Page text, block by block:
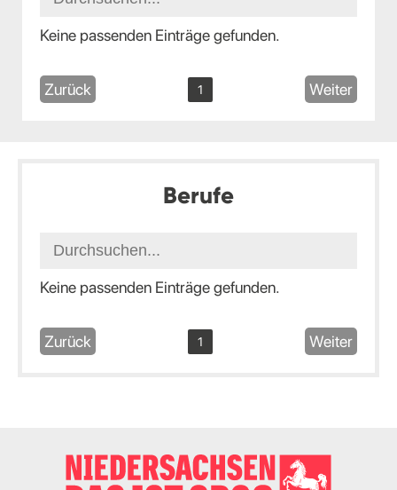
Keine passenden Einträge gefunden.
Zurück 1 Weiter
Berufe
Keine passenden Einträge gefunden.
Zurück 1 Weiter